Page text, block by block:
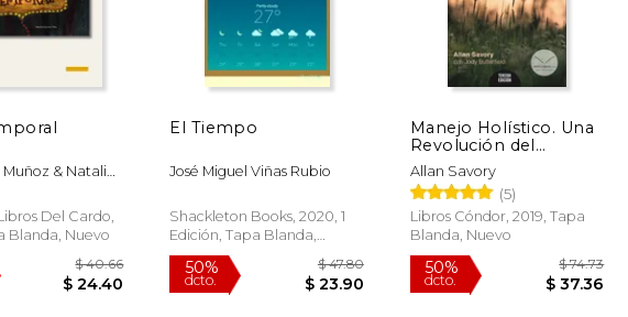
& Natalia
Del Cardo,
Blanda, Nuevo
El Tiempo
José Miguel Viñas Rubio
Shackleton Books, 2020, 1
Edición, Tapa Blanda,
Nuevo
Manejo Holístico. Una
Revolución del
Sentido Común Para
Regenerar Nuestro
Ambiente - Allan
Savory; Jody
Butterfield - Libro
Allan Savory
(5)
Libros Cóndor, 2019, Tapa
Blanda, Nuevo